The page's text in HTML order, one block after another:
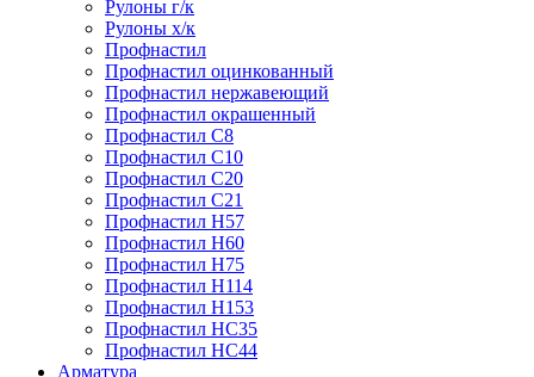
Рулоны г/к
Рулоны х/к
Профнастил
Профнастил оцинкованный
Профнастил нержавеющий
Профнастил окрашенный
Профнастил С8
Профнастил С10
Профнастил С20
Профнастил С21
Профнастил Н57
Профнастил Н60
Профнастил Н75
Профнастил Н114
Профнастил Н153
Профнастил НС35
Профнастил НС44
Арматура